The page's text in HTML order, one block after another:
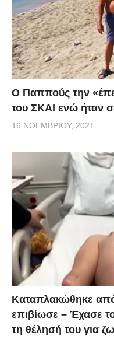
Ο Παππούς την
του ΣΚΑΙ ενώ ήταν
16 ΝΟΕΜΒΡΊΟΥ, 2021
Kαταπλακώθηκε
επιβίωσε – Έχασε
τη θέλησή του για